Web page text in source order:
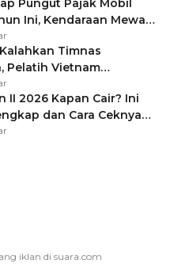
Pungut Pajak Mobil
Ini, Kendaraan Mewah
75% PKB
Timnas
Pelatih Vietnam
Pakai Jimat di Pakansari
II 2026 Kapan Cair? Ini
dan Cara Ceknya
Tidak Hangus!